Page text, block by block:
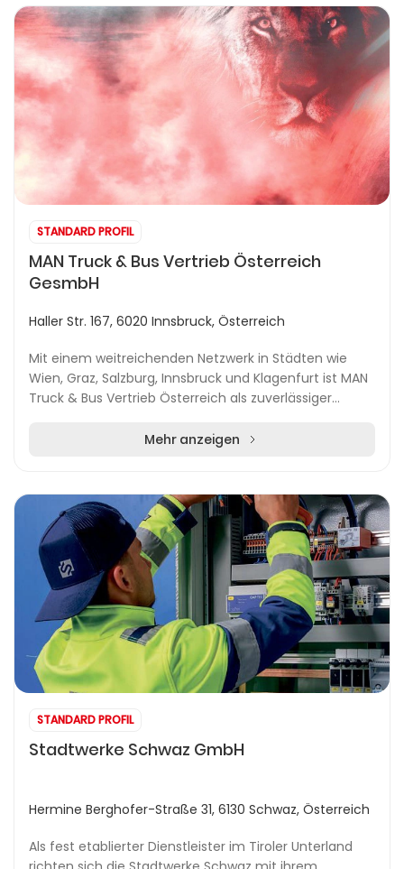
STANDARD PROFIL
MAN Truck & Bus Vertrieb Österreich
GesmbH
Haller Str. 167, 6020 Innsbruck, Österreich
Mit einem weitreichenden Netzwerk in Städten wie
Wien, Graz, Salzburg, Innsbruck und Klagenfurt ist MAN
Truck & Bus Vertrieb Österreich als zuverlässiger
Mehr anzeigen
STANDARD PROFIL
Stadtwerke Schwaz GmbH
Hermine Berghofer-Straße 31, 6130 Schwaz, Österreich
Als fest etablierter Dienstleister im Tiroler Unterland